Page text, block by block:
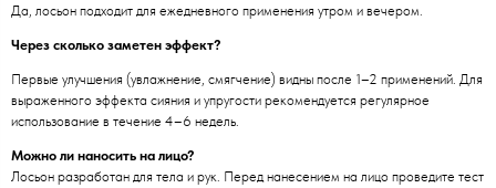
Да, лосьон подходит для ежедневного применения утром и вечером.
Через сколько заметен эффект?
Первые улучшения (увлажнение, смягчение) видны после 1–2 применений. Для
выраженного эффекта сияния и упругости рекомендуется регулярное
использование в течение 4–6 недель.
Можно ли наносить на лицо?
Лосьон разработан для тела и рук. Перед нанесением на лицо проведите тест